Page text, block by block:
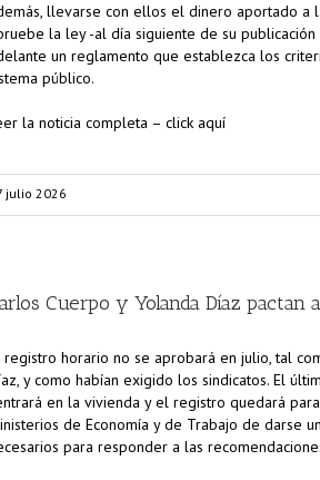
llevarse con ellos el dinero aportado a
la ley -al día siguiente de su
un reglamento que establezca los
público.
la noticia completa – click aquí
julio 2026
Cuerpo y Yolanda Díaz
registro horario no se aprobará en julio, tal
y como habían exigido los sindicatos. El
en la vivienda y el registro quedará
de Economía y de Trabajo de darse
para responder a las